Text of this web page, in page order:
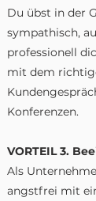
Du übst in der
sympathisch,
professionell
mit dem
Konferenzen.
VORTEIL 3.
Als
angstfrei mit